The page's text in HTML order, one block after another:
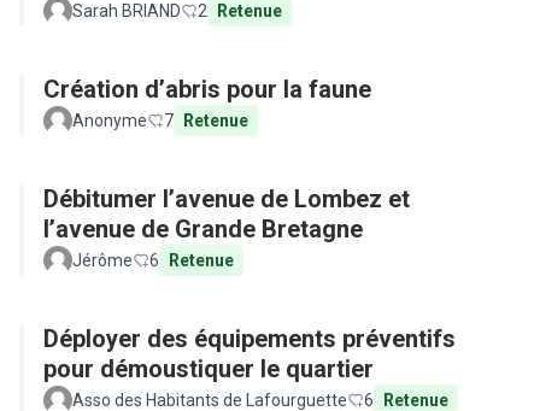
Sarah BRIAND 2 Retenue
Création d’abris pour la faune
Anonyme 7 Retenue
Débitumer l’avenue de Lombez et
l’avenue de Grande Bretagne
Jérôme 6 Retenue
Déployer des équipements préventifs
pour démoustiquer le quartier
Asso des Habitants de Lafourguette 6 Retenue